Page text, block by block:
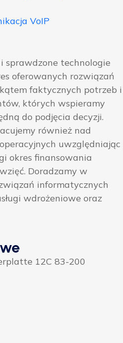
VoIP
sprawdzone technologie
oferowanych rozwiązań
faktycznych potrzeb i
których wspieramy
do podjęcia decyzji.
również nad
uwzględniając
okres finansowania
Doradzamy w
informatycznych
wdrożeniowe oraz
12C 83-200